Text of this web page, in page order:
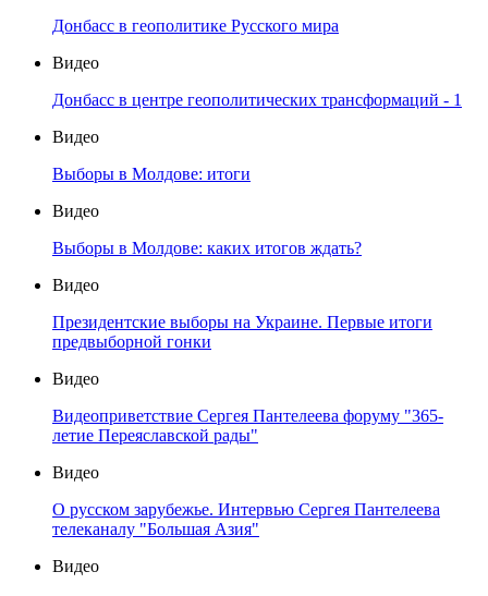
Донбасс в геополитике Русского мира
Видео
Донбасс в центре геополитических трансформаций - 1
Видео
Выборы в Молдове: итоги
Видео
Выборы в Молдове: каких итогов ждать?
Видео
Президентские выборы на Украине. Первые итоги
предвыборной гонки
Видео
Видеоприветствие Сергея Пантелеева форуму "365-
летие Переяславской рады"
Видео
О русском зарубежье. Интервью Сергея Пантелеева
телеканалу "Большая Азия"
Видео